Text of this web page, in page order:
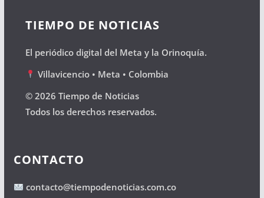
TIEMPO DE NOTICIAS
El periódico digital del Meta y la Orinoquía.
Villavicencio • Meta • Colombia
© 2026 Tiempo de Noticias
Todos los derechos reservados.
CONTACTO
contacto@tiempodenoticias.com.co